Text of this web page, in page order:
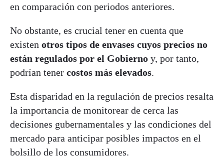
en comparación con periodos anteriores.
No obstante, es crucial tener en cuenta que
existen otros tipos de envases cuyos precios no
están regulados por el Gobierno y, por tanto,
podrían tener costos más elevados.
Esta disparidad en la regulación de precios resalta
la importancia de monitorear de cerca las
decisiones gubernamentales y las condiciones del
mercado para anticipar posibles impactos en el
bolsillo de los consumidores.